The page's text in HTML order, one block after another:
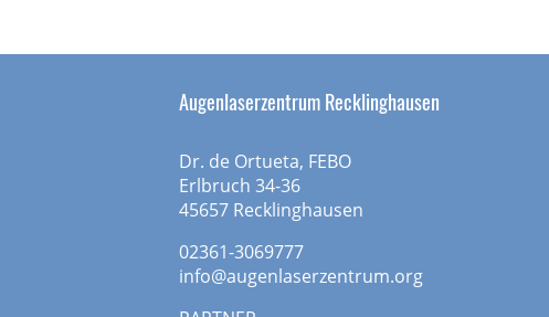
Augenlaserzentrum Recklinghausen
Dr. de Ortueta, FEBO
Erlbruch 34-36
45657 Recklinghausen
02361-3069777
info@augenlaserzentrum.org